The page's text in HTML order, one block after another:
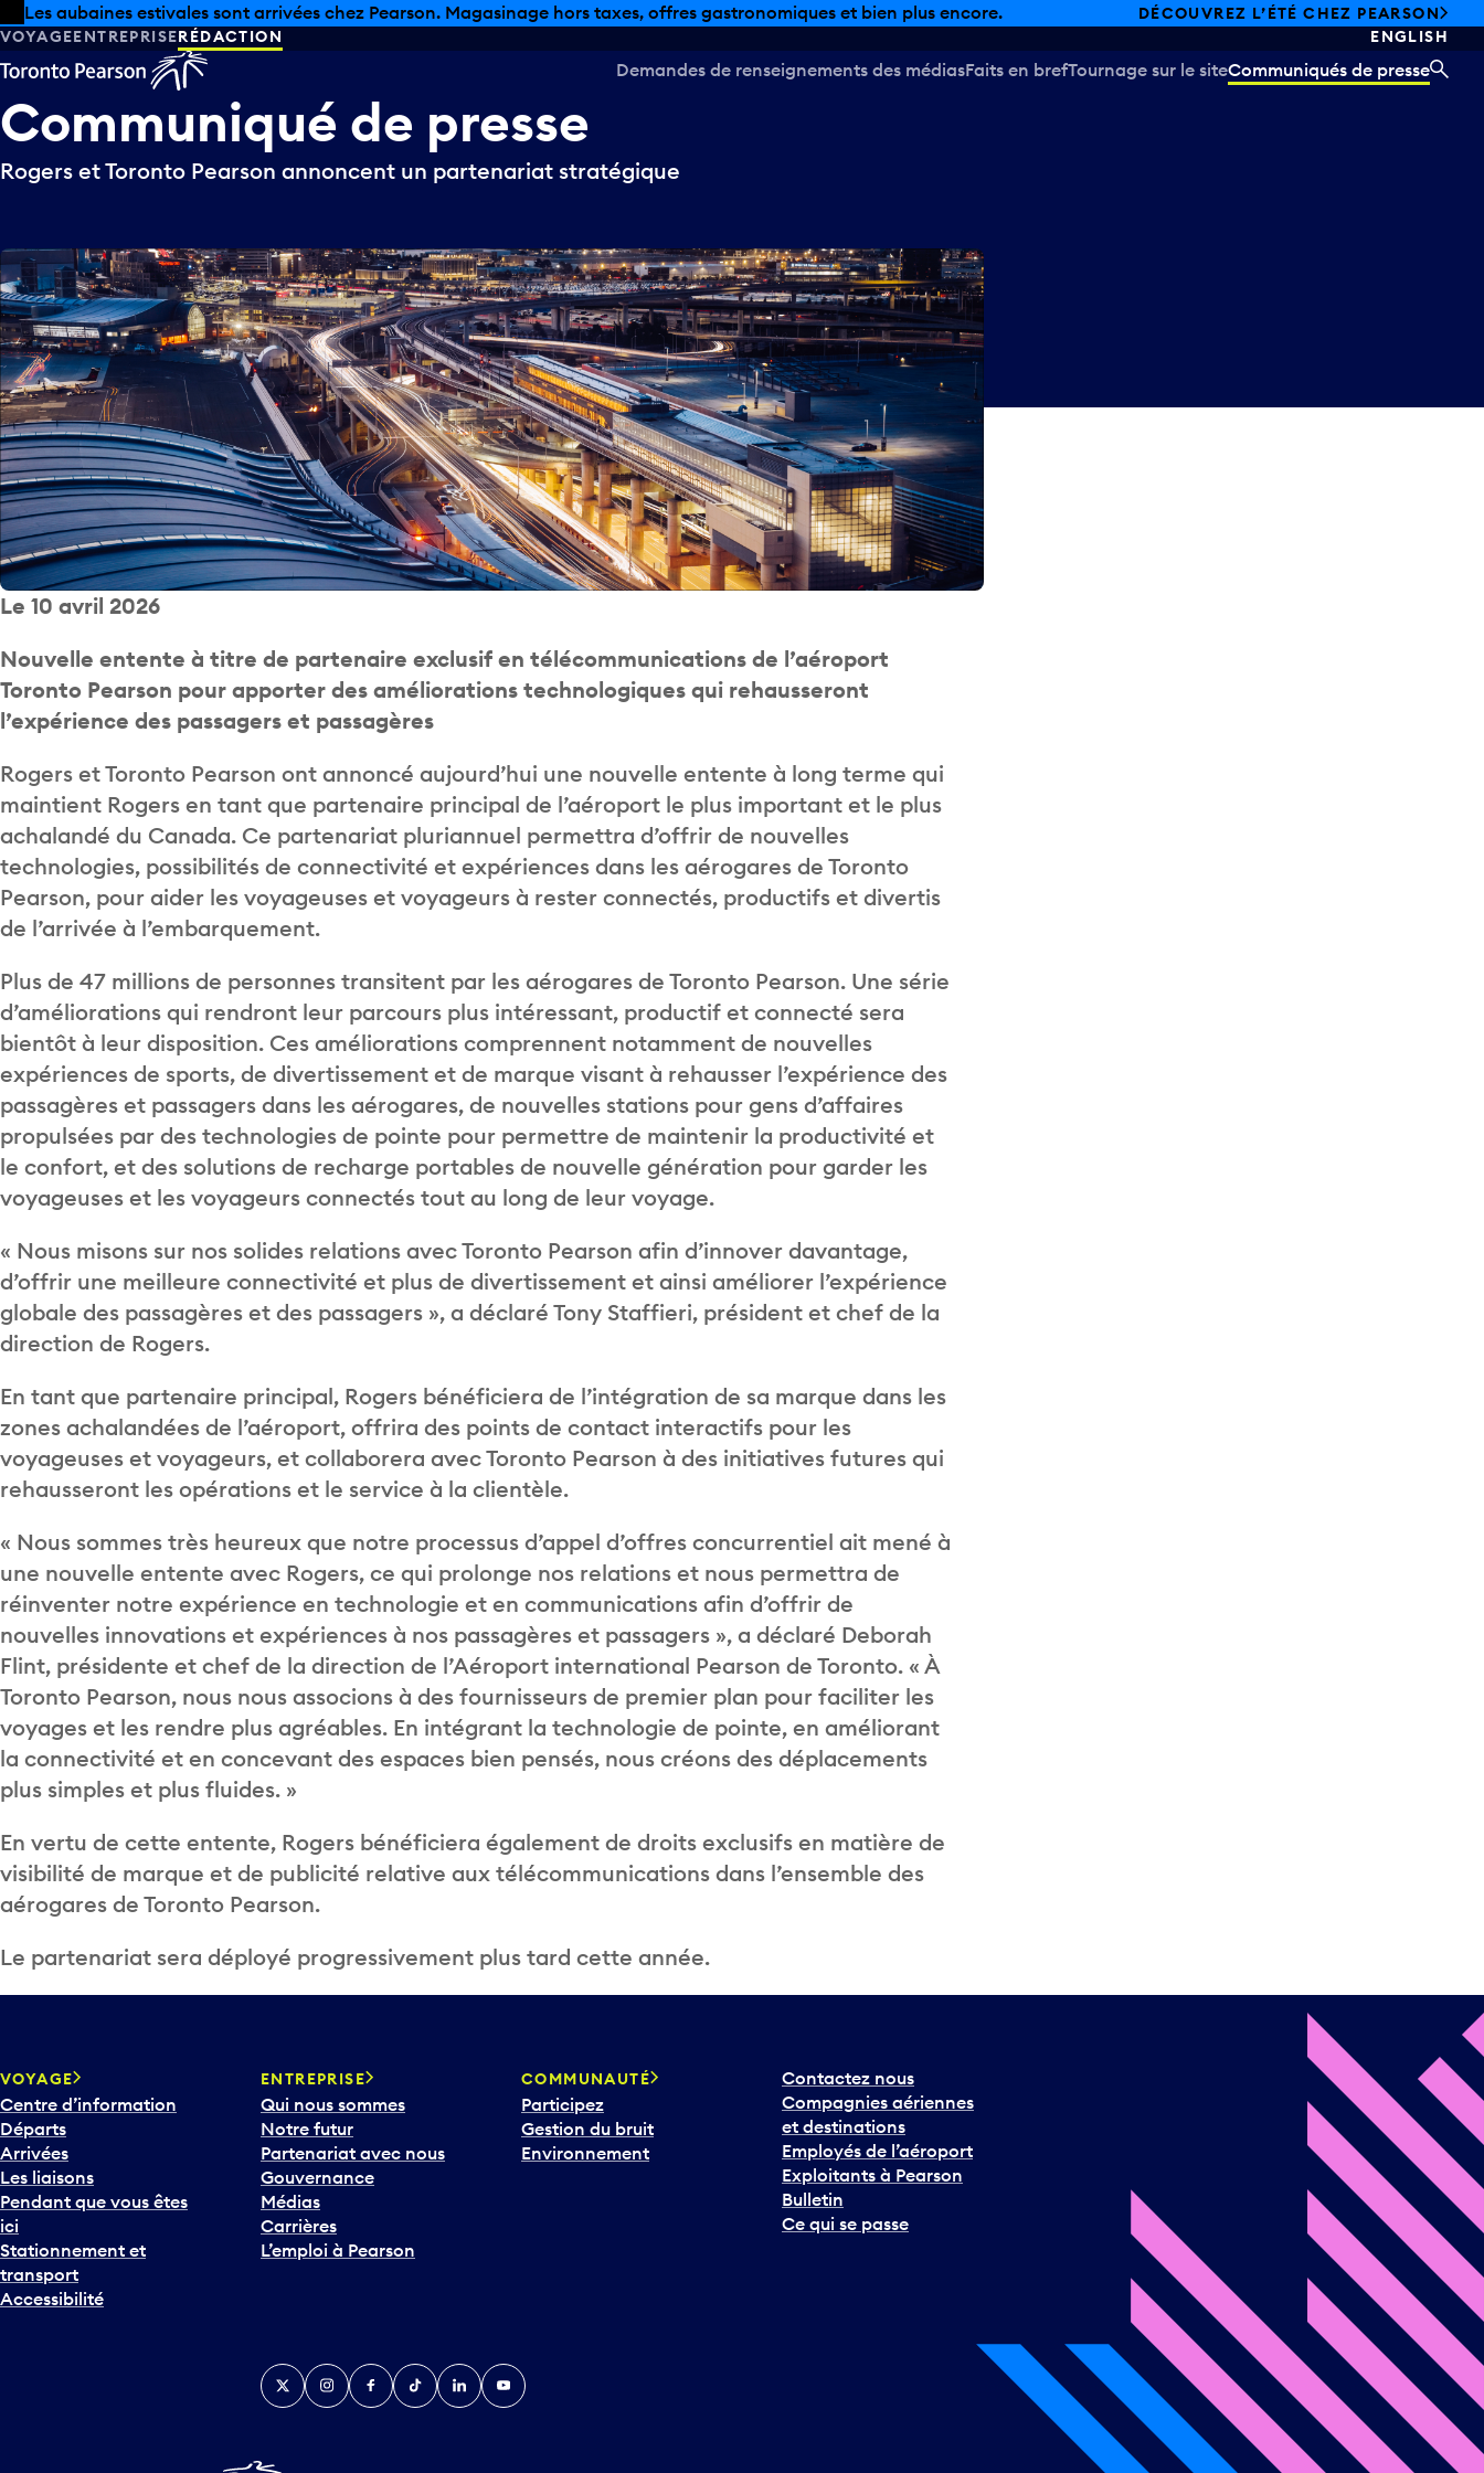
Skip to offers
Passer au contenu principal
Les aubaines estivales sont arrivées chez Pearson. Magasinage hors taxes, offres gastronomiques et bien plus encore.
DÉCOUVREZ L’ÉTÉ CHEZ PEARSON
VOYAGEENTREPRISERÉDACTION ENGLISH
Demandes de renseignements des médiasFaits en brefTournage sur le siteCommuniqués de presse
Communiqué de presse
Rogers et Toronto Pearson annoncent un partenariat stratégique
Le 10 avril 2026
Nouvelle entente à titre de partenaire exclusif en télécommunications de l’aéroport
Toronto Pearson pour apporter des améliorations technologiques qui rehausseront
l’expérience des passagers et passagères
Rogers et Toronto Pearson ont annoncé aujourd’hui une nouvelle entente à long terme qui
maintient Rogers en tant que partenaire principal de l’aéroport le plus important et le plus
achalandé du Canada. Ce partenariat pluriannuel permettra d’offrir de nouvelles
technologies, possibilités de connectivité et expériences dans les aérogares de Toronto
Pearson, pour aider les voyageuses et voyageurs à rester connectés, productifs et divertis
de l’arrivée à l’embarquement.
Plus de 47 millions de personnes transitent par les aérogares de Toronto Pearson. Une série
d’améliorations qui rendront leur parcours plus intéressant, productif et connecté sera
bientôt à leur disposition. Ces améliorations comprennent notamment de nouvelles
expériences de sports, de divertissement et de marque visant à rehausser l’expérience des
passagères et passagers dans les aérogares, de nouvelles stations pour gens d’affaires
propulsées par des technologies de pointe pour permettre de maintenir la productivité et
le confort, et des solutions de recharge portables de nouvelle génération pour garder les
voyageuses et les voyageurs connectés tout au long de leur voyage.
« Nous misons sur nos solides relations avec Toronto Pearson afin d’innover davantage,
d’offrir une meilleure connectivité et plus de divertissement et ainsi améliorer l’expérience
globale des passagères et des passagers », a déclaré Tony Staffieri, président et chef de la
direction de Rogers.
En tant que partenaire principal, Rogers bénéficiera de l’intégration de sa marque dans les
zones achalandées de l’aéroport, offrira des points de contact interactifs pour les
voyageuses et voyageurs, et collaborera avec Toronto Pearson à des initiatives futures qui
rehausseront les opérations et le service à la clientèle.
« Nous sommes très heureux que notre processus d’appel d’offres concurrentiel ait mené à
une nouvelle entente avec Rogers, ce qui prolonge nos relations et nous permettra de
réinventer notre expérience en technologie et en communications afin d’offrir de
nouvelles innovations et expériences à nos passagères et passagers », a déclaré Deborah
Flint, présidente et chef de la direction de l’Aéroport international Pearson de Toronto. « À
Toronto Pearson, nous nous associons à des fournisseurs de premier plan pour faciliter les
voyages et les rendre plus agréables. En intégrant la technologie de pointe, en améliorant
la connectivité et en concevant des espaces bien pensés, nous créons des déplacements
plus simples et plus fluides. »
En vertu de cette entente, Rogers bénéficiera également de droits exclusifs en matière de
visibilité de marque et de publicité relative aux télécommunications dans l’ensemble des
aérogares de Toronto Pearson.
Le partenariat sera déployé progressivement plus tard cette année.
VOYAGE
Centre d’information
Départs
Arrivées
Les liaisons
Pendant que vous êtes
ici
Stationnement et
transport
Accessibilité
ENTREPRISE
Qui nous sommes
Notre futur
Partenariat avec nous
Gouvernance
Médias
Carrières
L’emploi à Pearson
COMMUNAUTÉ
Participez
Gestion du bruit
Environnement
Contactez nous
Compagnies aériennes
et destinations
Employés de l’aéroport
Exploitants à Pearson
Bulletin
Ce qui se passe
TwitterInstagramFacebook
TikTokLinkedInYouTube